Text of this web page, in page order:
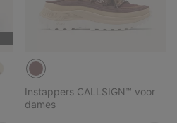
Instappers CALLSIGN™ voor
dames